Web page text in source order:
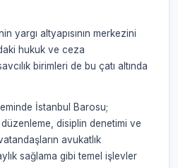
yargı altyapısının merkezini
hukuk ve ceza
birimleri de bu çatı altında
İstanbul Barosu;
disiplin denetimi ve
avukatlık
sağlama gibi temel işlevler